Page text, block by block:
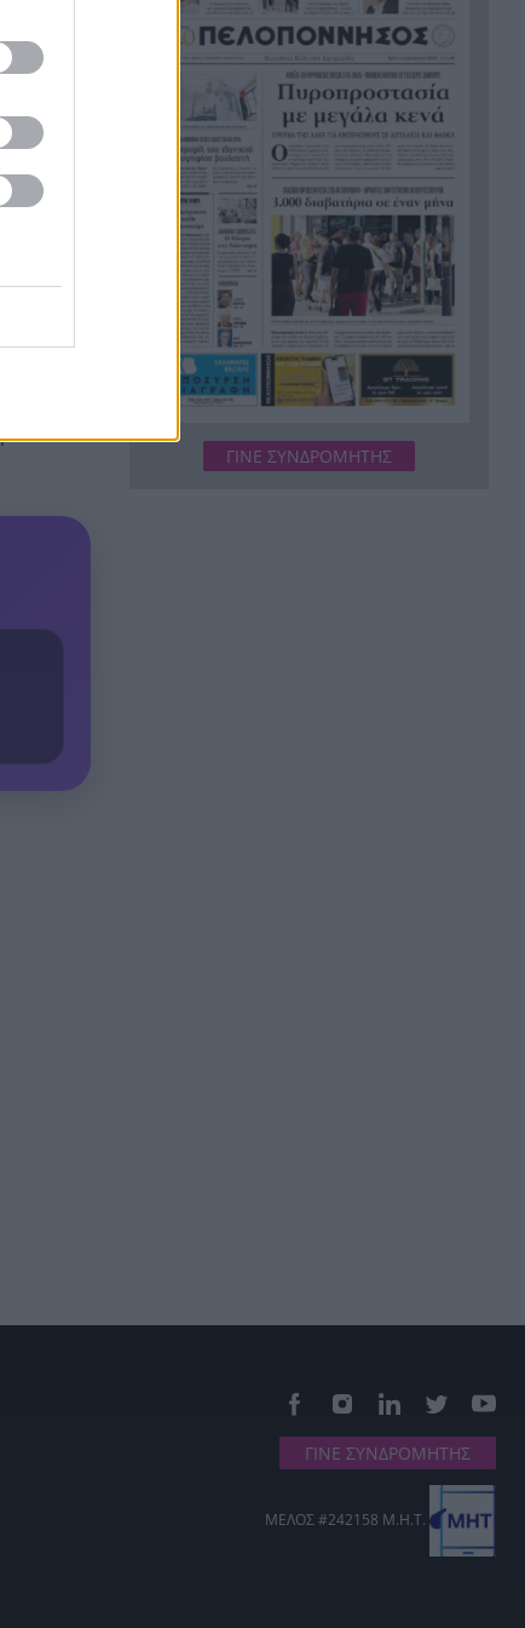
στην
Πέθανε ο θρυλικός Γιώργος
Μαρσέλος
Δυτική Αττική: Για 5η νύχτα
συνεχίζεται η μάχη με τις
φλόγες, σε Λούμπα και Λάκκα
Καλογήρου, μόνο επίγειες
δυνάμεις, ΒΙΝΤΕΟ
«Βρέθηκε εντός καταψύκτη
σορός ανδρός, η οποία ανήκει
στον αποβιώσαντα 90χρονο»,
η ΕΛΑΣ για τη φρίκη στον
Μυστρά
Τα λιωμένα καλώδια της
ξεκίνησε η φωτιά σε Αττική
ΓΙΝΕ ΣΥΝΔΡΟΜΗΤΗΣ
ΓΙΝΕ ΣΥΝΔΡΟΜΗΤΗΣ
ΜΕΛΟΣ #242158 Μ.Η.Τ.